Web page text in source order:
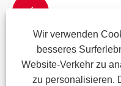

Wir verwenden
besseres
Website-Verkehr zu
zu personalisieren.